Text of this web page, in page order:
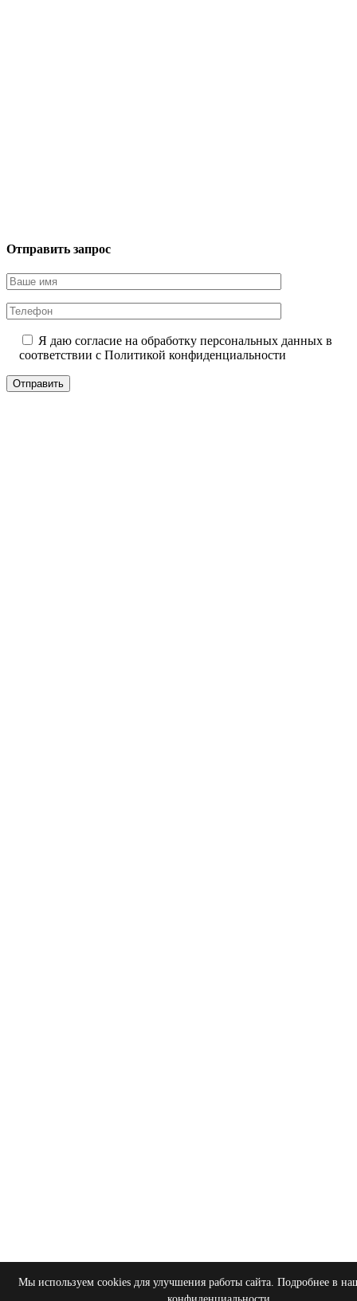
Отправить запрос
Я даю согласие на обработку персональных данных в
соответствии с Политикой конфиденциальности
Мы используем cookies для улучшения работы сайта. Подробнее в